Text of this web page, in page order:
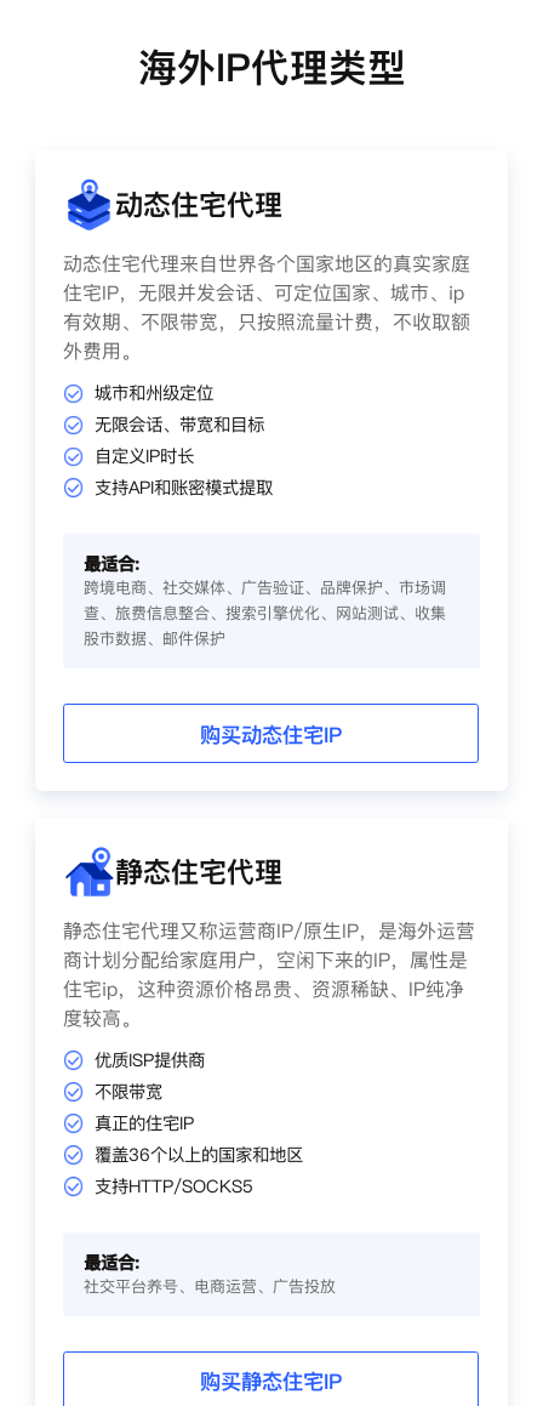
海外IP代理类型
动态住宅代理
动态住宅代理来自世界各个国家地区的真实家庭
住宅IP，无限并发会话、可定位国家、城市、ip
有效期、不限带宽，只按照流量计费，不收取额
外费用。
城市和州级定位
无限会话、带宽和目标
自定义IP时长
支持API和账密模式提取
最适合:
跨境电商、社交媒体、广告验证、品牌保护、市场调
查、旅费信息整合、搜索引擎优化、网站测试、收集
股市数据、邮件保护
购买动态住宅IP
静态住宅代理
静态住宅代理又称运营商IP/原生IP，是海外运营
商计划分配给家庭用户，空闲下来的IP，属性是
住宅ip，这种资源价格昂贵、资源稀缺、IP纯净
度较高。
优质ISP提供商
不限带宽
真正的住宅IP
覆盖36个以上的国家和地区
支持HTTP/SOCKS5
最适合:
社交平台养号、电商运营、广告投放
购买静态住宅IP